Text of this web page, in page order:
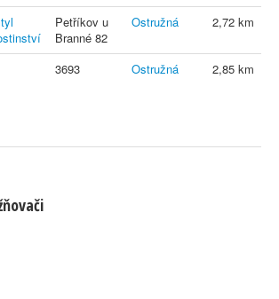
Petříkov u
Branné 82
Ostružná 2,72 km
3693 Ostružná 2,85 km